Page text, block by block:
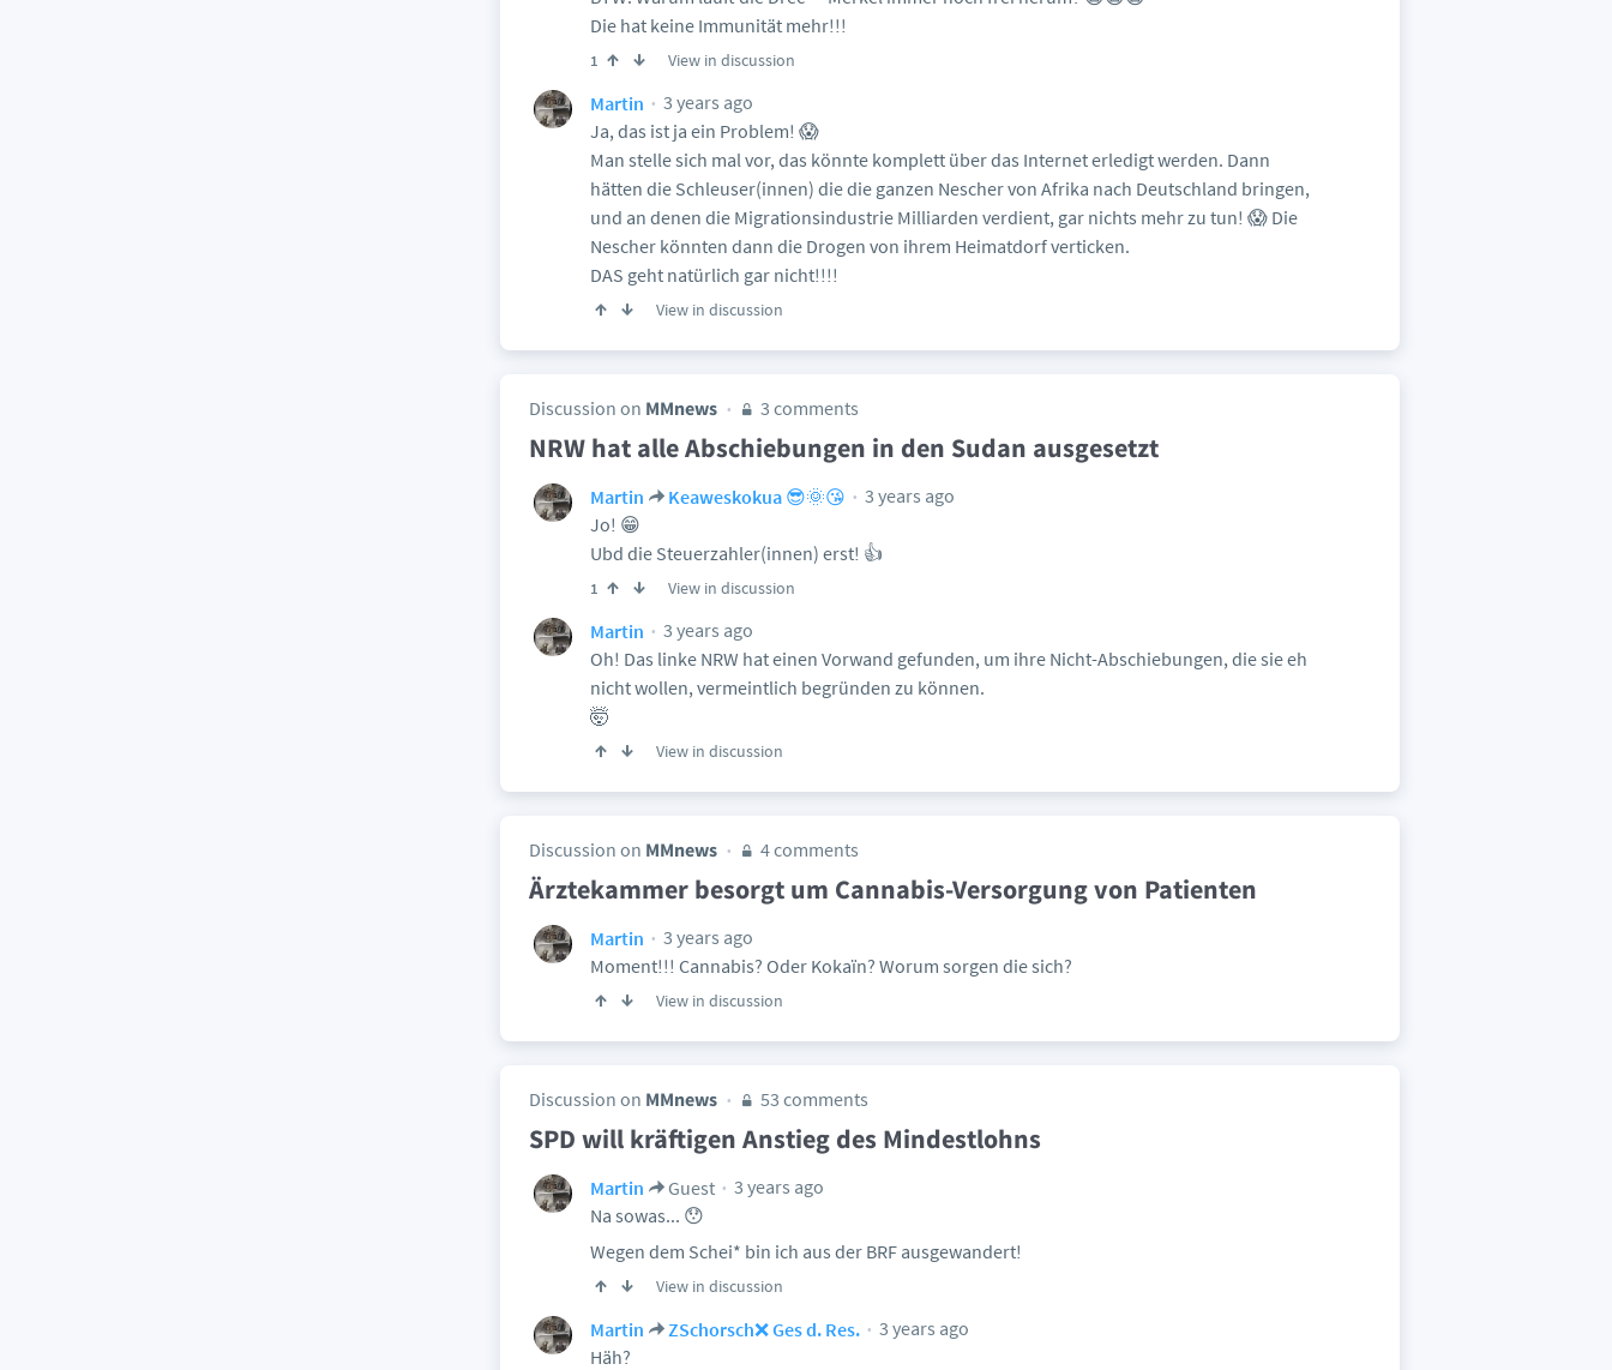
Die hat keine Immunität mehr!!!
1 View in discussion
Martin
3 years ago
Ja, das ist ja ein Problem! 😱
Man stelle sich mal vor, das könnte komplett über das Internet erledigt werden. Dann
hätten die Schleuser(innen) die die ganzen Nescher von Afrika nach Deutschland bringen,
und an denen die Migrationsindustrie Milliarden verdient, gar nichts mehr zu tun! 😱 Die
Nescher könnten dann die Drogen von ihrem Heimatdorf verticken.
DAS geht natürlich gar nicht!!!!
View in discussion
Discussion on MMnews 3 comments
NRW hat alle Abschiebungen in den Sudan ausgesetzt
Martin Keaweskokua 😎🌞😘
3 years ago
Jo! 😁
Ubd die Steuerzahler(innen) erst! 👍
1 View in discussion
Martin
3 years ago
Oh! Das linke NRW hat einen Vorwand gefunden, um ihre Nicht-Abschiebungen, die sie eh
nicht wollen, vermeintlich begründen zu können.
🤯
View in discussion
Discussion on MMnews 4 comments
Ärztekammer besorgt um Cannabis-Versorgung von Patienten
Martin
3 years ago
Moment!!! Cannabis? Oder Kokaïn? Worum sorgen die sich?
View in discussion
Discussion on MMnews 53 comments
SPD will kräftigen Anstieg des Mindestlohns
Martin Guest
3 years ago
Na sowas... 😯
Wegen dem Schei* bin ich aus der BRF ausgewandert!
View in discussion
Martin ZSchorsch❌ Ges d. Res.
3 years ago
Häh?